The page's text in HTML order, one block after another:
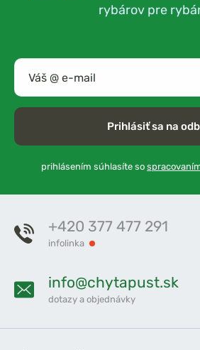
rybárov pre
Prihlásiť sa na
prihlásením súhlasíte so
+420 377 477 291
infolinka
info@chytapust.sk
dotazy a objednávky